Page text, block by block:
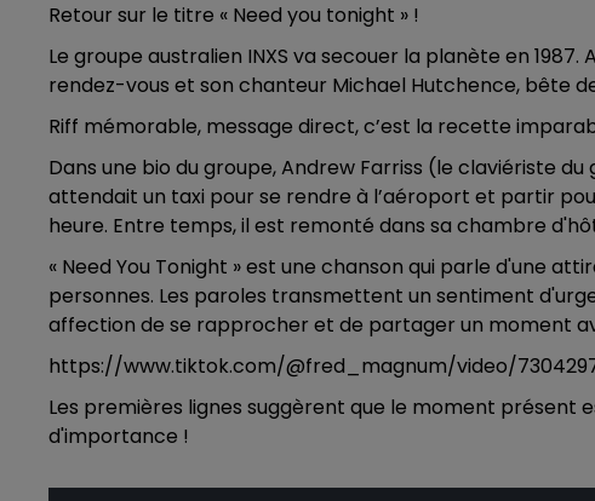
Retour sur le titre « Need you tonight » !
Le groupe australien INXS va secouer la planète en 1987.
rendez-vous et son chanteur Michael Hutchence, bête
Riff mémorable, message direct, c’est la recette
Dans une bio du groupe, Andrew Farriss (le claviériste
attendait un taxi pour se rendre à l’aéroport et partir
heure. Entre temps, il est remonté dans sa chambre
« Need You Tonight » est une chanson qui parle d'une
personnes. Les paroles transmettent un sentiment
affection de se rapprocher et de partager un moment
https://www.tiktok.com/@fred_magnum/video/
Les premières lignes suggèrent que le moment présent
d'importance !